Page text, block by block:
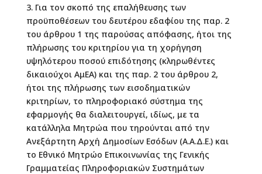
3. Για τον σκοπό της επαλήθευσης των
προϋποθέσεων του δευτέρου εδαφίου της παρ. 2
του άρθρου 1 της παρούσας απόφασης, ήτοι της
πλήρωσης του κριτηρίου για τη χορήγηση
υψηλότερου ποσού επιδότησης (κληρωθέντες
δικαιούχοι ΑμΕΑ) και της παρ. 2 του άρθρου 2,
ήτοι της πλήρωσης των εισοδηματικών
κριτηρίων, το πληροφοριακό σύστημα της
εφαρμογής θα διαλειτουργεί, ιδίως, με τα
κατάλληλα Μητρώα που τηρούνται από την
Ανεξάρτητη Αρχή Δημοσίων Εσόδων (Α.Α.Δ.Ε.) και
το Εθνικό Μητρώο Επικοινωνίας της Γενικής
Γραμματείας Πληροφοριακών Συστημάτων